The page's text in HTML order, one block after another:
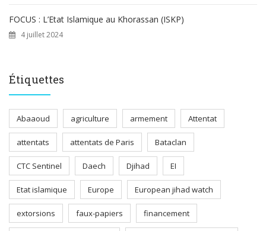
FOCUS : L’Etat Islamique au Khorassan (ISKP)
4 juillet 2024
Étiquettes
Abaaoud agriculture armement Attentat
attentats attentats de Paris Bataclan
CTC Sentinel Daech Djihad EI
Etat islamique Europe European jihad watch
extorsions faux-papiers financement